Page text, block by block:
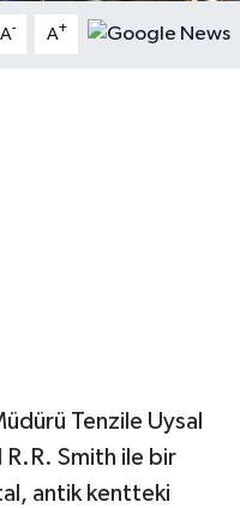
A- A+
Tenzile Uysal
R.R. Smith ile bir
antik kentteki